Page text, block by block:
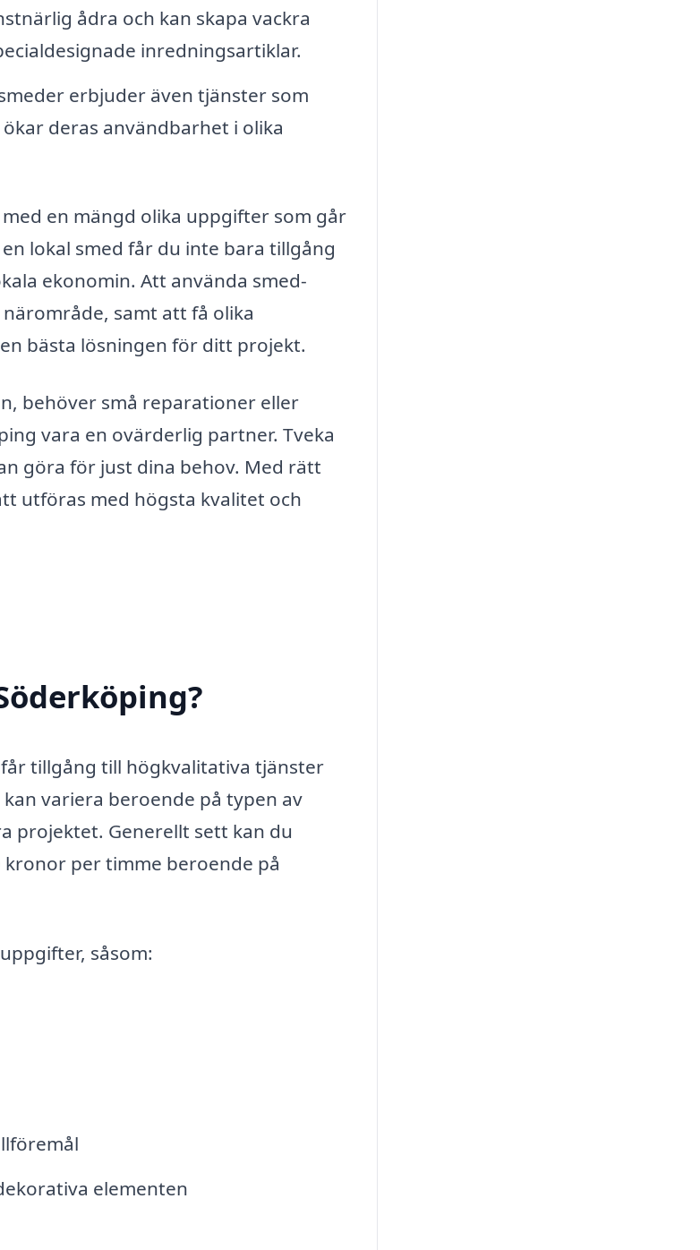
ådra och kan skapa vackra
inredningsartiklar.
erbjuder även tjänster som
deras användbarhet i olika
en mängd olika uppgifter som går
lokal smed får du inte bara tillgång
ekonomin. Att använda smed-
samt att få olika
bästa lösningen för ditt projekt.
behöver små reparationer eller
vara en ovärderlig partner. Tveka
göra för just dina behov. Med rätt
utföras med högsta kvalitet och
tillgång till högkvalitativa tjänster
variera beroende på typen av
projektet. Generellt sett kan du
per timme beroende på
såsom:
elementen